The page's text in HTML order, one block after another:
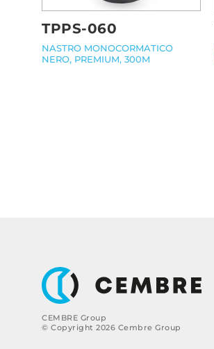
TPPS-060
NASTRO MONOCORMATICO
NERO, PREMIUM, 300M
CEMBRE Group
© Copyright 2026 Cembre Group